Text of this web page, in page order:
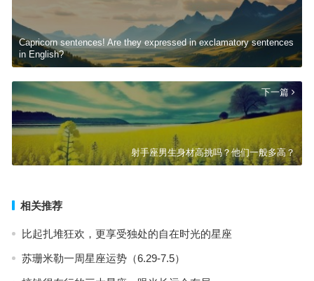
Capricorn sentences! Are they expressed in exclamatory sentences
in English?
下一篇
射手座男生身材高挑吗？他们一般多高？
相关推荐
比起扎堆狂欢，更享受独处的自在时光的星座
苏珊米勒一周星座运势（6.29-7.5）